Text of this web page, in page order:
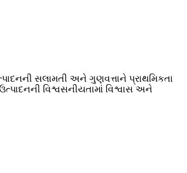
સલામતી અને ગુણવત્તાને પ્રાથમિકતા
વિશ્વસનીયતામાં વિશ્વાસ અને